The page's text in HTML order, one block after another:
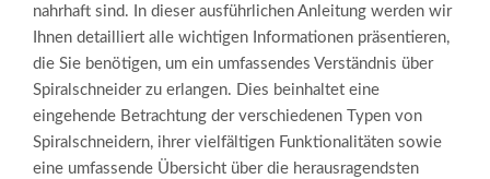
nahrhaft sind. In dieser ausführlichen Anleitung werden wir
Ihnen detailliert alle wichtigen Informationen präsentieren,
die Sie benötigen, um ein umfassendes Verständnis über
Spiralschneider zu erlangen. Dies beinhaltet eine
eingehende Betrachtung der verschiedenen Typen von
Spiralschneidern, ihrer vielfältigen Funktionalitäten sowie
eine umfassende Übersicht über die herausragendsten